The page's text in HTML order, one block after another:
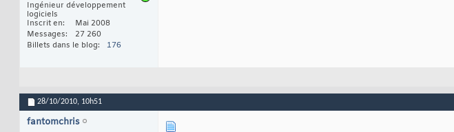
Ingénieur développement
logiciels
Inscrit en
Mai 2008
Messages
27 260
Billets dans le blog
176
28/10/2010, 10h51
fantomchris